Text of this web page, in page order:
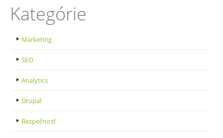
Kategórie
Marketing
SEO
Analytics
Drupal
Bezpečnosť